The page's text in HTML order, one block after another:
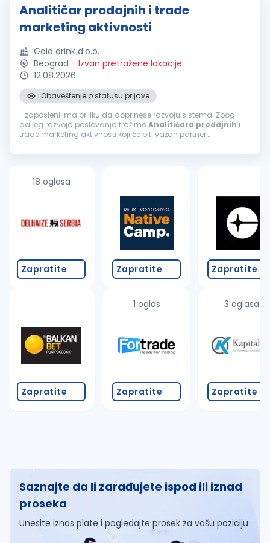
Analitičar prodajnih i trade
marketing aktivnosti
Gold drink d.o.o.
Beograd - Izvan pretražene lokacije
12.08.2026
Obaveštenje o statusu prijave
...zaposleni ima priliku da doprinese razvoju sistema. Zbog
daljeg razvoja poslovanja tražimoAnalitičara prodajnih i
trade marketing aktivnosti koji će biti važan partner
pozicije Misija
18 oglasa
Zapratite
Zapratite
Zapratite
1 oglas
Zapratite
Zapratite
3 oglasa
Zapratite
Saznajte da li zarađujete ispod ili iznad
proseka
Unesite iznos plate i pogledajte prosek za vašu poziciju